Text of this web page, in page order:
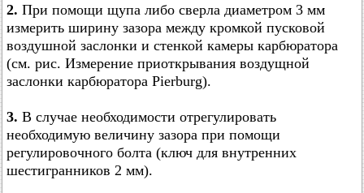
2. При помощи щупа либо сверла диаметром 3 мм
измерить ширину зазора между кромкой пусковой
воздушной заслонки и стенкой камеры карбюратора
(см. рис. Измерение приоткрывания воздущной
заслонки карбюратора Pierburg).
3. В случае необходимости отрегулировать
необходимую величину зазора при помощи
регулировочного болта (ключ для внутренних
шестигранников 2 мм).